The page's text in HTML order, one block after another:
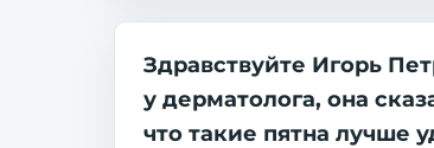
Здравствуйте Игорь
у дерматолога, она
что такие пятна лучше